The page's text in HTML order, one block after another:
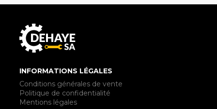
INFORMATIONS LÉGALES
Conditions générales de vente
Politique de confidentialité
Mentions légales